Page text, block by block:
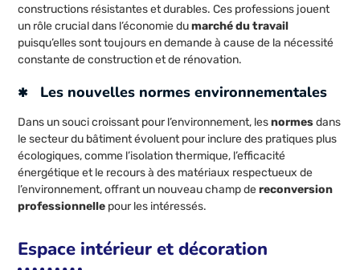
constructions résistantes et durables. Ces professions jouent
un rôle crucial dans l’économie dumarché du travail
puisqu’elles sont toujours en demande à cause de la nécessité
constante de construction et de rénovation.
Les nouvelles normes environnementales
Dans un souci croissant pour l’environnement, lesnormesdans
le secteur du bâtiment évoluent pour inclure des pratiques plus
écologiques, comme l’isolation thermique, l’efficacité
énergétique et le recours à des matériaux respectueux de
l’environnement, offrant un nouveau champ dereconversion
professionnelle pour les intéressés.
Espace intérieur et décoration